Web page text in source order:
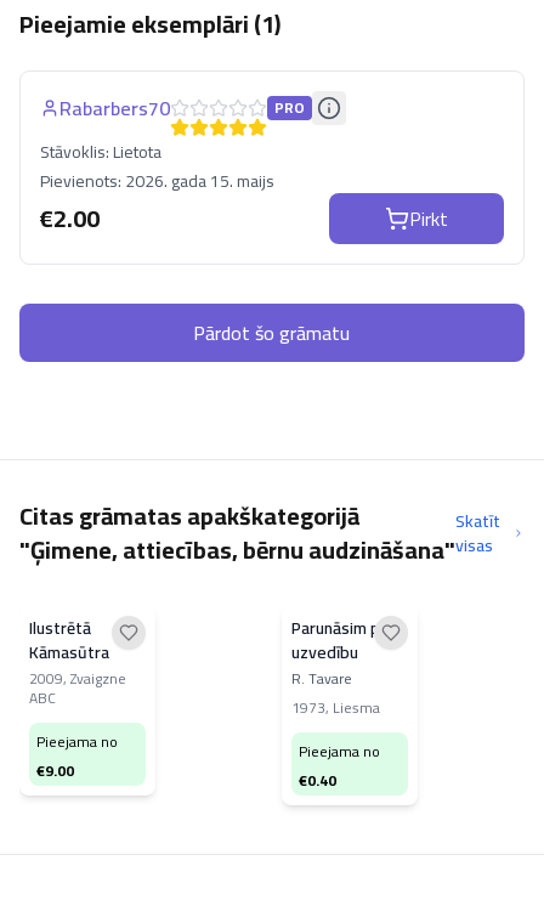
Pieejamie eksemplāri (1)
Rabarbers70 PRO
Stāvoklis:Lietota
Pievienots:2026. gada 15. maijs
€2.00 Pirkt
Pārdot šo grāmatu
Citas grāmatas apakškategorijā
"Ģimene, attiecības, bērnu audzināšana"
Skatīt
visas
Ilustrētā
Kāmasūtra
2009,Zvaigzne
ABC
Pieejama no
€9.00
Parunāsim par
uzvedību
R. Tavare
1973, Liesma
Pieejama no
€0.40